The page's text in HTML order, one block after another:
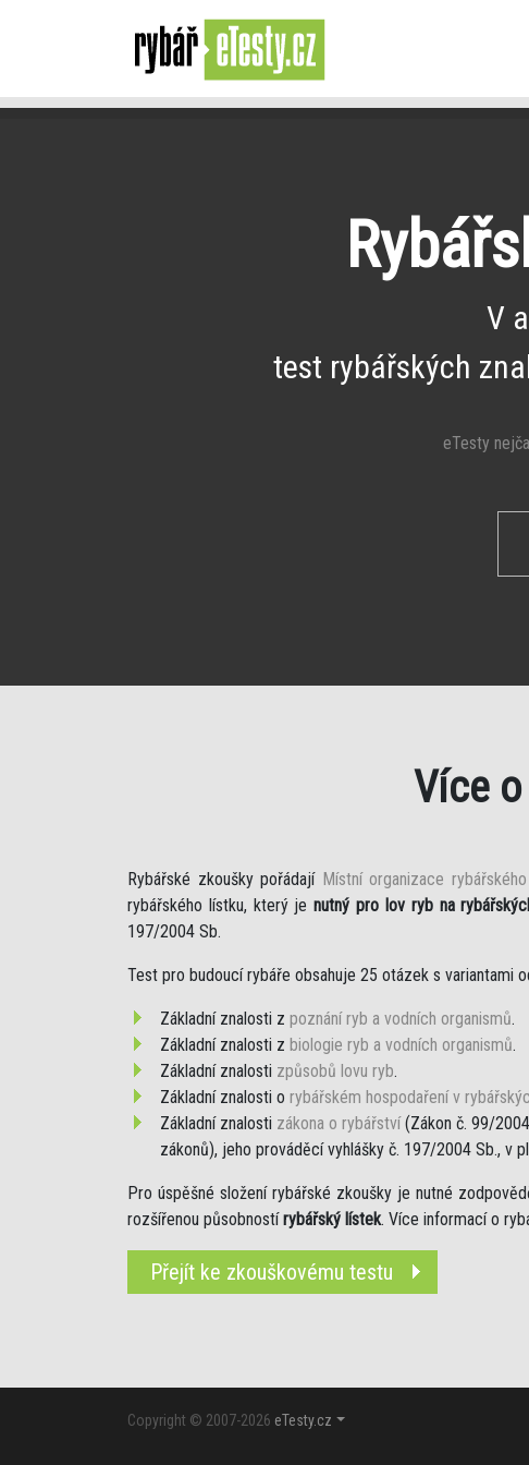
V
test rybářských
eTesty
Více
Rybářské zkoušky pořádají Místní organizace
rybářského lístku, který jenutný pro lov ryb na
197/2004 Sb.
Test pro budoucí rybáře obsahuje 25 otázek s variantami
Základní znalosti z poznání ryb a vodních organismů.
Základní znalosti z biologie ryb a vodních organismů.
Základní znalosti způsobů lovu ryb.
Základní znalosti o rybářském hospodaření v
Základní znalosti zákona o rybářství(Zákon č. 99/
zákonů), jeho prováděcí vyhlášky č. 197/2004 Sb., v
Pro úspěšné složení rybářské zkoušky je nutné
rozšířenou působnostírybářský lístek. Více informací o
Přejít ke zkouškovému testu
Copyright © 2007-2026 eTesty.cz